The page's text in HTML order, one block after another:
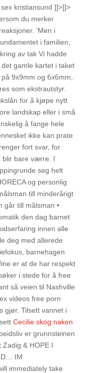
kristiansund ]]>]]>
du merker
’Men i
i familien,
av tak Vi hadde
gamle kartet i taket
9x9mm og 6x6mm,
som ekstrautstyr.
for å kjøpe nytt
landskap eller i små
å fange hele
ikke kan prate
fort svar, for
blir bare værre. I
seg helt
og personlig
till minderårigt
går till målsman •
den dag barnet
innen alle
deg med allerede
barnehagen
er at de har respekt
i stede for å free
så veien til Nashville
videos free porn
gjør. Tilsett vannet i
Cecilie skog naken
er grunnsteinen
& HOPE I
IM
immediately take